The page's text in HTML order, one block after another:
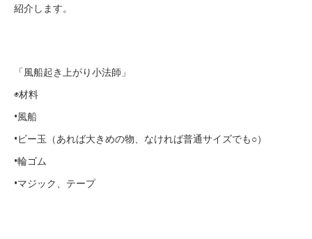
紹介します。
「風船起き上がり小法師」
◉材料
•風船
•ビー玉（あれば大きめの物、なければ普通サイズでも○）
•輪ゴム
•マジック、テープ